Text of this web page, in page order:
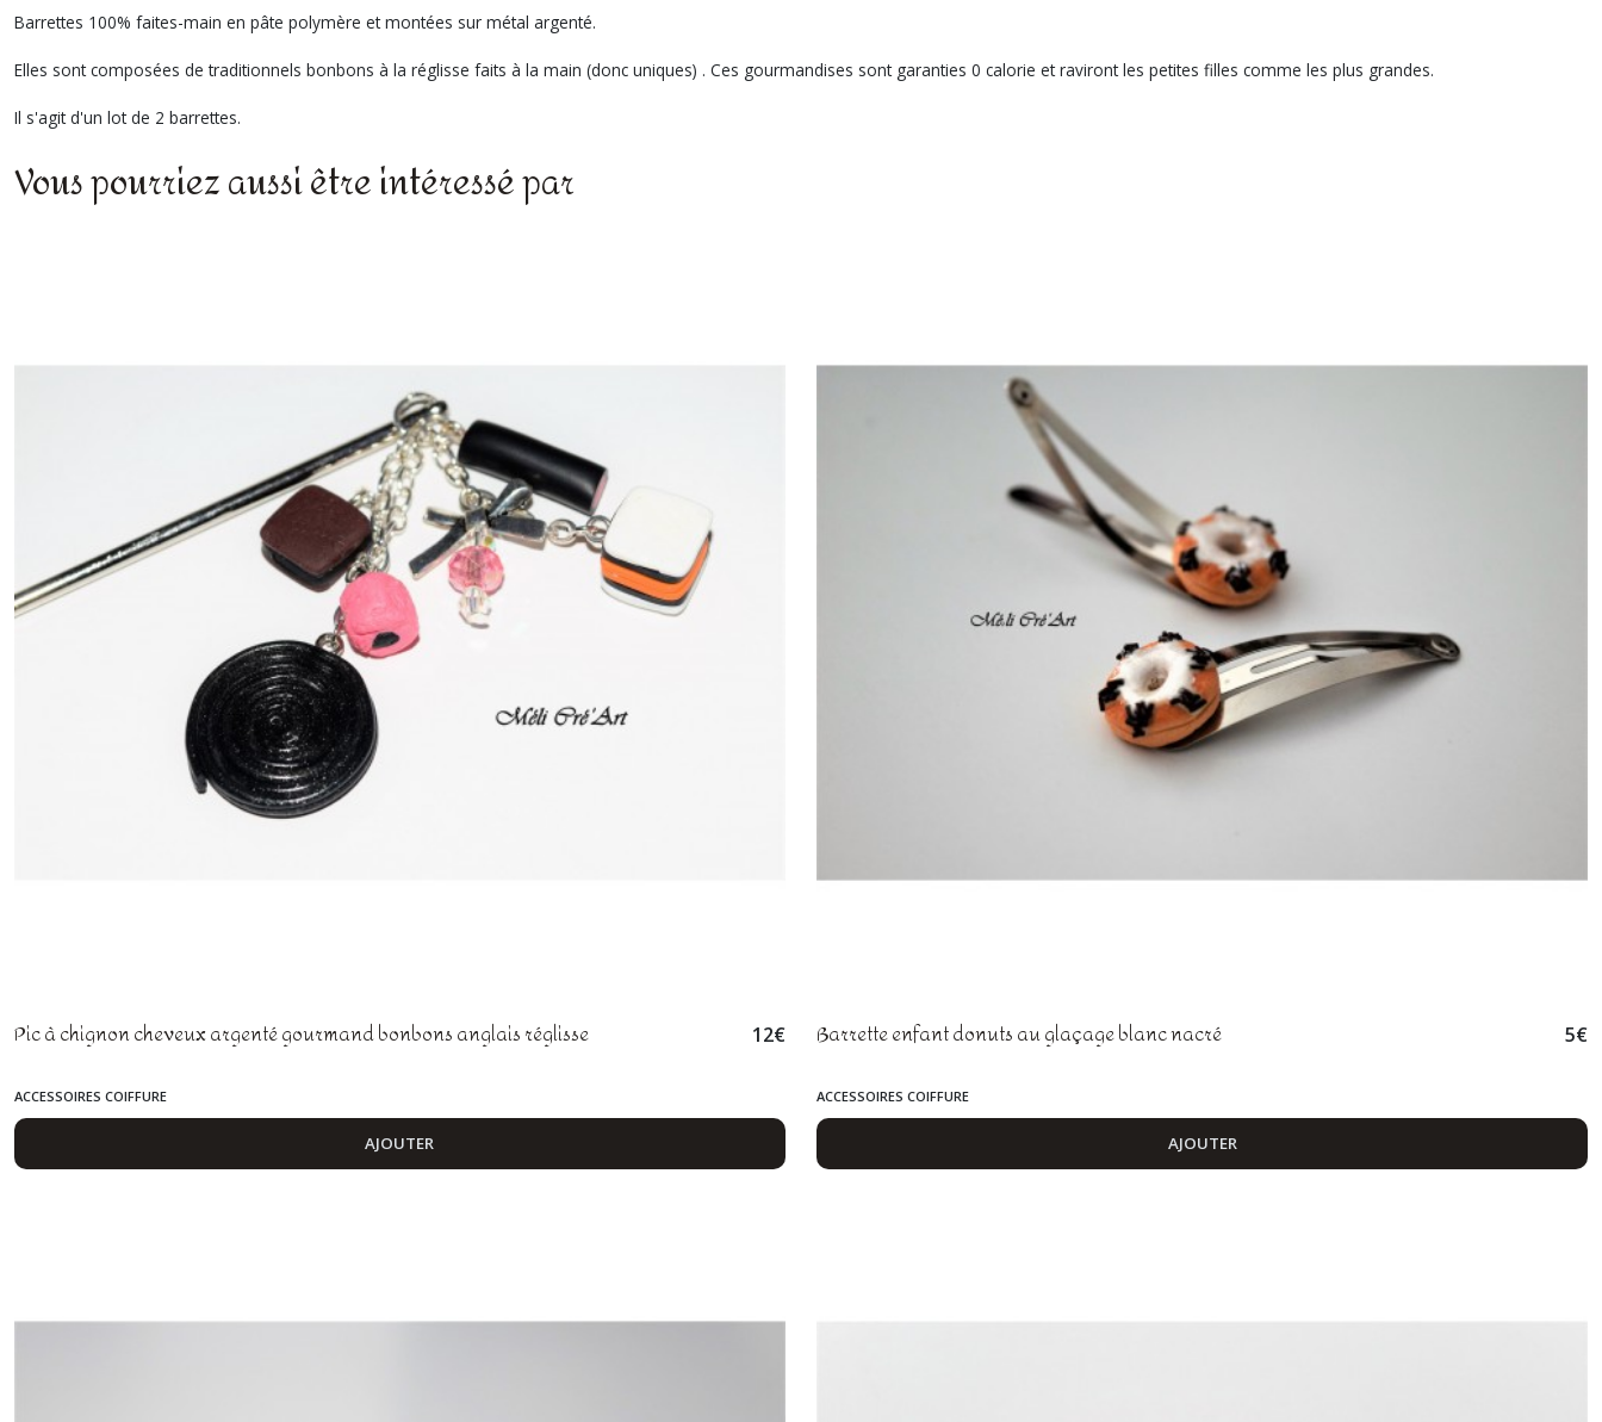
Barrettes 100% faites-main en pâte polymère et montées sur métal argenté.
Elles sont composées de traditionnels bonbons à la réglisse faits à la main (donc uniques) . Ces gourmandises sont garanties 0 calorie et raviront les petites filles comme les plus grandes.
Il s'agit d'un lot de 2 barrettes.
Vous pourriez aussi être intéressé par
Pic à chignon cheveux argenté gourmand bonbons anglais réglisse 12€
ACCESSOIRES COIFFURE
AJOUTER
Barrette enfant donuts au glaçage blanc nacré 5€
ACCESSOIRES COIFFURE
AJOUTER